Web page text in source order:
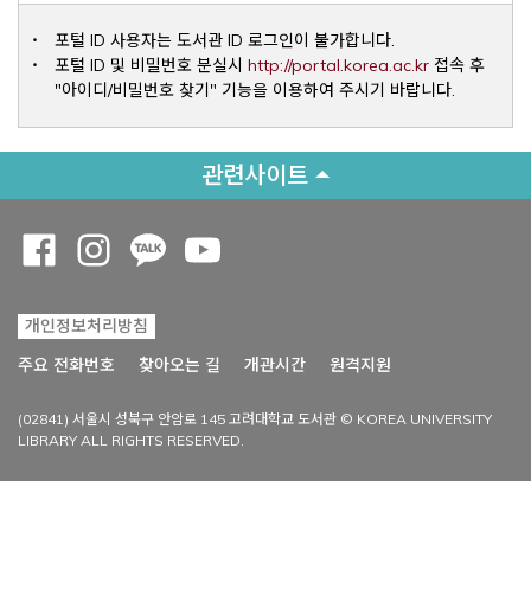
포털 ID 사용자는 도서관 ID 로그인이 불가합니다.
포털 ID 및 비밀번호 분실시 http://portal.korea.ac.krOpens a
접속 후
"아이디/비밀번호 찾기" 기능을 이용하여 주시기 바랍니다.
관련사이트
개인정보처리방침
주요 전화번호
찾아오는 길 개관시간 원격지원
(02841) 서울시 성북구 안암로 145 고려대학교 도서관 © KOREA UNIVERSITY
LIBRARY ALL RIGHTS RESERVED.
Opens a new window
Opens a new window
Opens a new window